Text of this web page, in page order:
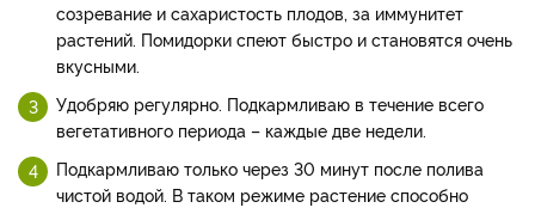
созревание и сахаристость плодов, за иммунитет
растений. Помидорки спеют быстро и становятся очень
вкусными.
Удобряю регулярно. Подкармливаю в течение всего
вегетативного периода – каждые две недели.
Подкармливаю только через 30 минут после полива
чистой водой. В таком режиме растение способно